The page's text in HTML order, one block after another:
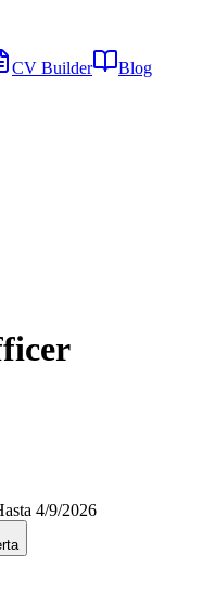
CV Builder Blog
4/9/2026